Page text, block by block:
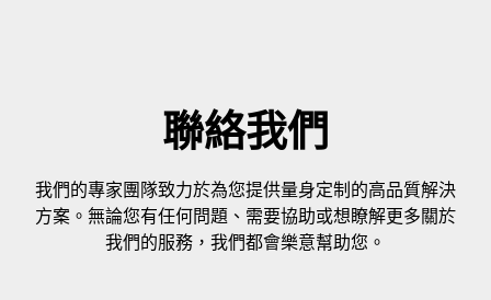
聯絡我們
我們的專家團隊致力於為您提供量身定制的高品質解決
方案。無論您有任何問題、需要協助或想瞭解更多關於
我們的服務，我們都會樂意幫助您。